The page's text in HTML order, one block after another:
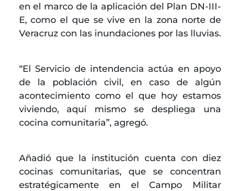
en el marco de la aplicación del Plan DN-III-
E, como el que se vive en la zona norte de
Veracruz con las inundaciones por las lluvias.
“El Servicio de intendencia actúa en apoyo
de la población civil, en caso de algún
acontecimiento como el que hoy estamos
viviendo, aquí mismo se despliega una
cocina comunitaria”, agregó.
Añadió que la institución cuenta con diez
cocinas comunitarias, que se concentran
estratégicamente en el Campo Militar